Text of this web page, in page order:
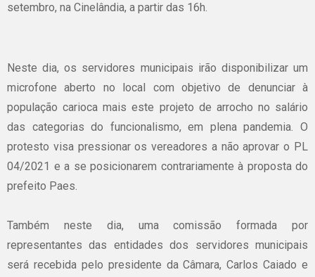
setembro, na Cinelândia, a partir das 16h.
Neste dia, os servidores municipais irão disponibilizar um
microfone aberto no local com objetivo de denunciar à
população carioca mais este projeto de arrocho no salário
das categorias do funcionalismo, em plena pandemia. O
protesto visa pressionar os vereadores a não aprovar o PL
04/2021 e a se posicionarem contrariamente à proposta do
prefeito Paes.
Também neste dia, uma comissão formada por
representantes das entidades dos servidores municipais
será recebida pelo presidente da Câmara, Carlos Caiado e